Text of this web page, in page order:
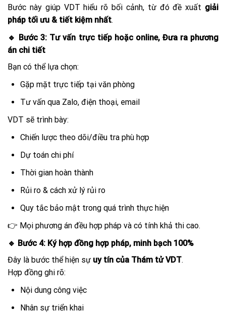
Bước này giúp VDT hiểu rõ bối cảnh, từ đó đề xuất giải
pháp tối ưu & tiết kiệm nhất.
🔹 Bước 3: Tư vấn trực tiếp hoặc online, Đưa ra phương
án chi tiết
Bạn có thể lựa chọn:
Gặp mặt trực tiếp tại văn phòng
Tư vấn qua Zalo, điện thoại, email
VDT sẽ trình bày:
Chiến lược theo dõi/điều tra phù hợp
Dự toán chi phí
Thời gian hoàn thành
Rủi ro & cách xử lý rủi ro
Quy tắc bảo mật trong quá trình thực hiện
👉 Mọi phương án đều hợp pháp và có tính khả thi cao.
🔹 Bước 4: Ký hợp đồng hợp pháp, minh bạch 100%
Đây là bước thể hiện sự uy tín của Thám tử VDT.
Hợp đồng ghi rõ:
Nội dung công việc
Nhân sự triển khai